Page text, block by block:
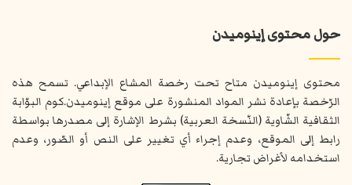
حول محتوى إينوميدن
محتوى إينوميدن متاح تحت رخصة المشاع الإبداعي. تسمح هذه
الرّخصة بإعادة نشر المواد المنشورة على موقع إينوميدن.كوم البوّابة
الثقافية الشّاوية (النّسخة العربية) بشرط الإشارة إلى مصدرها بواسطة
رابط إلى الموقع، وعدم إجراء أي تغيير على النص أو الصّور، وعدم
استخدامه لأغراض تجارية.